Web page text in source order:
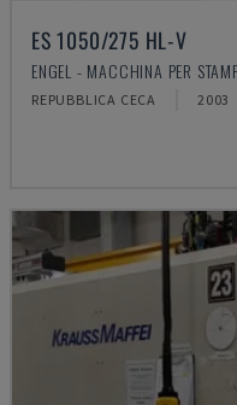
ES 1050/275 HL-V
ENGEL - MACCHINA PER
REPUBBLICA CECA 2003